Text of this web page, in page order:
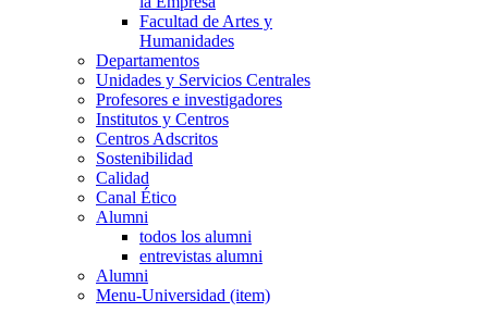
Facultad de Artes y
Humanidades
Departamentos
Unidades y Servicios Centrales
Profesores e investigadores
Institutos y Centros
Centros Adscritos
Sostenibilidad
Calidad
Canal Ético
Alumni
todos los alumni
entrevistas alumni
Alumni
Menu-Universidad (item)